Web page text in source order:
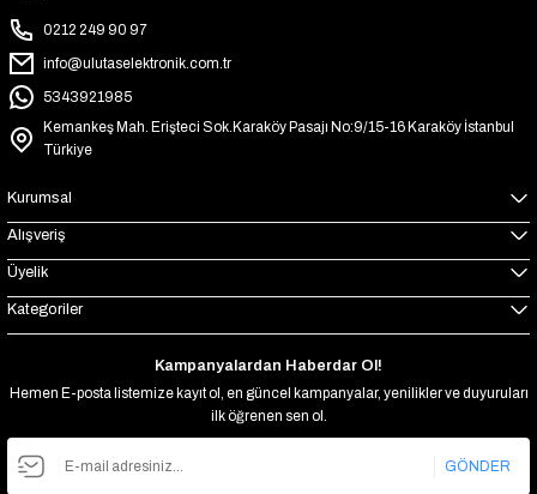
0212 249 90 97
info@ulutaselektronik.com.tr
5343921985
Kemankeş Mah. Erişteci Sok.Karaköy Pasajı No:9/15-16 Karaköy İstanbul
Türkiye
Kurumsal
Alışveriş
Üyelik
Kategoriler
Kampanyalardan Haberdar Ol!
Hemen E-posta listemize kayıt ol, en güncel kampanyalar, yenilikler ve duyuruları
ilk öğrenen sen ol.
GÖNDER